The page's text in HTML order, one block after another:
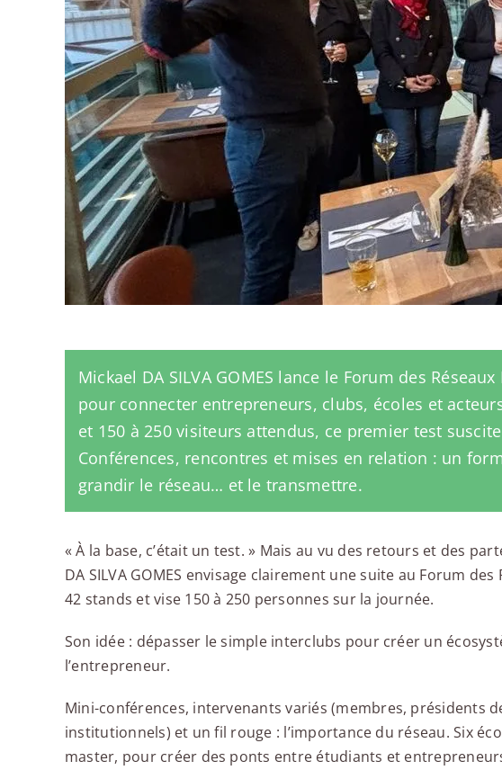
Mickael DA SILVA GOMES lance le Forum des
pour connecter entrepreneurs, clubs, écoles et
et 150 à 250 visiteurs attendus, ce premier test
Conférences, rencontres et mises en relation : un
grandir le réseau… et le transmettre.
« À la base, c’était un test. » Mais au vu des retours et des
DA SILVA GOMES envisage clairement une suite au Forum
42 stands et vise 150 à 250 personnes sur la journée.
Son idée : dépasser le simple interclubs pour créer un
l’entrepreneur.
Mini-conférences, intervenants variés (membres, présidents
institutionnels) et un fil rouge : l’importance du réseau. Six
master, pour créer des ponts entre étudiants et